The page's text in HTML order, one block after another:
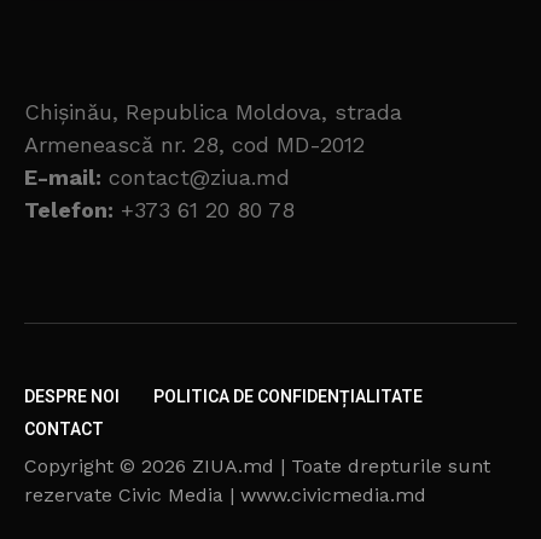
Chișinău, Republica Moldova, strada
Armenească nr. 28, cod MD-2012
E-mail: contact@ziua.md
Telefon: +373 61 20 80 78
DESPRE NOI
POLITICA DE CONFIDENȚIALITATE
CONTACT
Copyright © 2026 ZIUA.md | Toate drepturile sunt
rezervate Civic Media | www.civicmedia.md